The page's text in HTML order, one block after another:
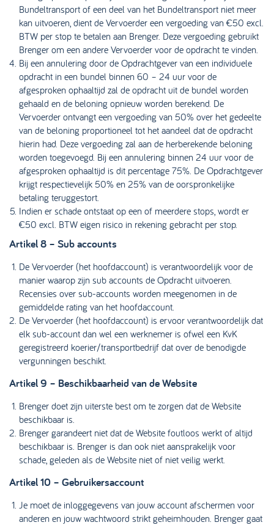
Bundeltransport of een deel van het Bundeltransport niet meer
kan uitvoeren, dient de Vervoerder een vergoeding van €50 excl.
BTW per stop te betalen aan Brenger. Deze vergoeding gebruikt
Brenger om een andere Vervoerder voor de opdracht te vinden.
Bij een annulering door de Opdrachtgever van een individuele
opdracht in een bundel binnen 60 – 24 uur voor de
afgesproken ophaaltijd zal de opdracht uit de bundel worden
gehaald en de beloning opnieuw worden berekend. De
Vervoerder ontvangt een vergoeding van 50% over het gedeelte
van de beloning proportioneel tot het aandeel dat de opdracht
hierin had. Deze vergoeding zal aan de herberekende beloning
worden toegevoegd. Bij een annulering binnen 24 uur voor de
afgesproken ophaaltijd is dit percentage 75%. De Opdrachtgever
krijgt respectievelijk 50% en 25% van de oorspronkelijke
betaling teruggestort.
Indien er schade ontstaat op een of meerdere stops, wordt er
€50 excl. BTW eigen risico in rekening gebracht per stop.
Artikel 8 – Sub accounts
De Vervoerder (het hoofdaccount) is verantwoordelijk voor de
manier waarop zijn sub accounts de Opdracht uitvoeren.
Recensies over sub-accounts worden meegenomen in de
gemiddelde rating van het hoofdaccount.
De Vervoerder (het hoofdaccount) is ervoor verantwoordelijk dat
elk sub-account dan wel een werknemer is ofwel een KvK
geregistreerd koerier/transportbedrijf dat over de benodigde
vergunningen beschikt.
Artikel 9 – Beschikbaarheid van de Website
Brenger doet zijn uiterste best om te zorgen dat de Website
beschikbaar is.
Brenger garandeert niet dat de Website foutloos werkt of altijd
beschikbaar is. Brenger is dan ook niet aansprakelijk voor
schade, geleden als de Website niet of niet veilig werkt.
Artikel 10 – Gebruikersaccount
Je moet de inloggegevens van jouw account afschermen voor
anderen en jouw wachtwoord strikt geheimhouden. Brenger gaat